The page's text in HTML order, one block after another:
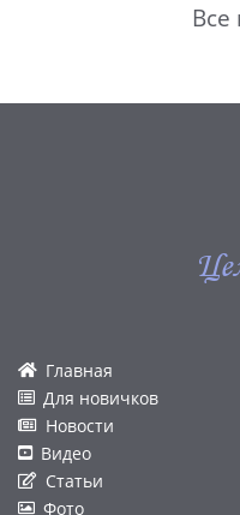
Все
Главная
Для новичков
Новости
Видео
Статьи
Фото